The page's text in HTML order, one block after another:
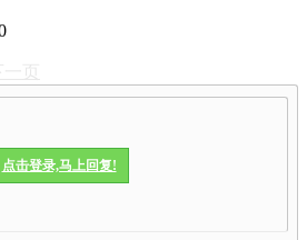
点击登录,马上回复!